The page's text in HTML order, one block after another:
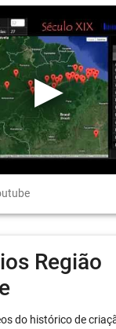
Região
do histórico de